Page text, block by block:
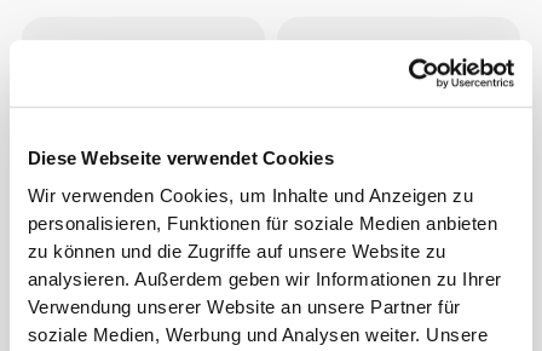
Diese Webseite verwendet Cookies
Wir verwenden Cookies, um Inhalte und Anzeigen zu
personalisieren, Funktionen für soziale Medien anbieten
zu können und die Zugriffe auf unsere Website zu
analysieren. Außerdem geben wir Informationen zu Ihrer
Verwendung unserer Website an unsere Partner für
soziale Medien, Werbung und Analysen weiter. Unsere
€17.59 €21.99
20%
Protein-Reisbrei 720 g –
Spekulatius
€22.39 €27.99
20%
Protein-Latte 400 g